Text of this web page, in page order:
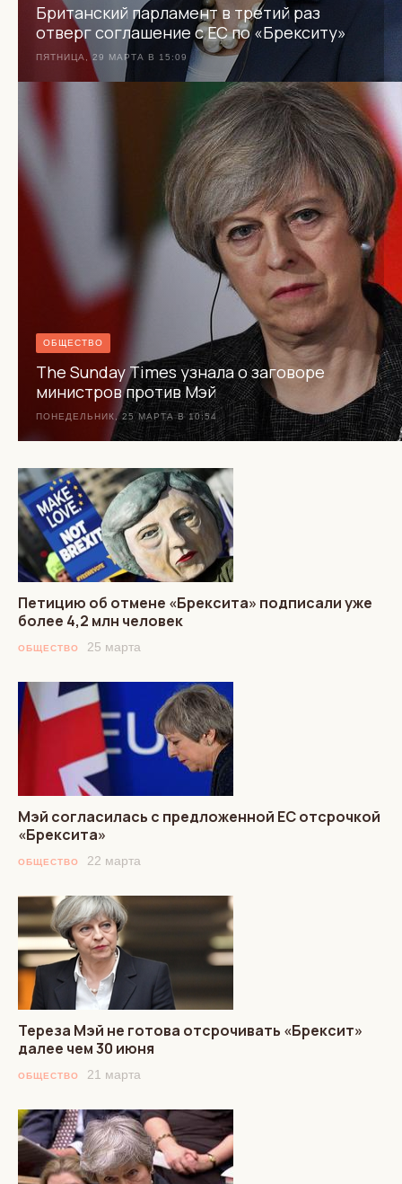
Британский парламент в третий раз
отверг соглашение с ЕС по «Брекситу»
ПЯТНИЦА, 29 МАРТА В 15:09
ОБЩЕСТВО
The Sunday Times узнала о заговоре
министров против Мэй
ПОНЕДЕЛЬНИК, 25 МАРТА В 10:54
Петицию об отмене «Брексита» подписали уже
более 4,2 млн человек
ОБЩЕСТВО 25 марта
Мэй согласилась с предложенной ЕС отсрочкой
«Брексита»
ОБЩЕСТВО 22 марта
Тереза Мэй не готова отсрочивать «Брексит»
далее чем 30 июня
ОБЩЕСТВО 21 марта